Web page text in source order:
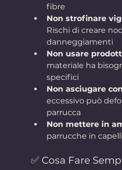
fibre
Non strofinare
Rischi di creare
danneggiamenti
Non usare
materiale ha
specifici
Non asciugare
eccessivo può
parrucca
Non mettere in
parrucche in
✅ Cosa Fare